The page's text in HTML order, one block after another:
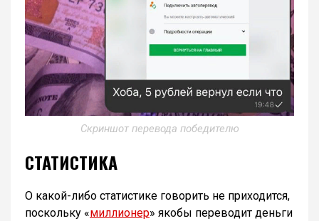
Скриншот перевода победителю
СТАТИСТИКА
О какой-либо статистике говорить не приходится,
поскольку «миллионер» якобы переводит деньги